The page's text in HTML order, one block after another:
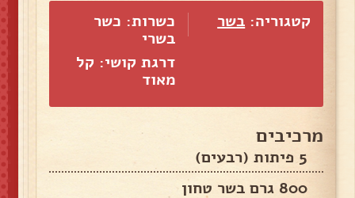
קטגוריה: בשר
כשרות: כשר
בשרי
דרגת קושי: קל
מאוד
מרכיבים
5 פיתות (רבעים)
800 גרם בשר טחון